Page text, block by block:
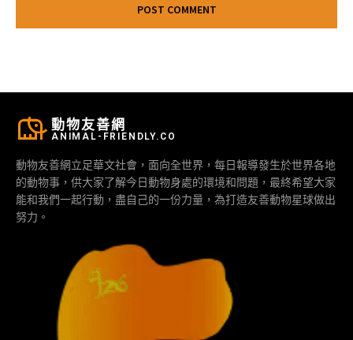
動物友善網
ANIMAL-FRIENDLY.CO
動物友善網立足華文社會，面向全世界，每日報導發生於世界各地
的動物事，供大家了解今日動物身處的環境和問題，最終希望大家
能和我們一起行動，盡自己的一份力量，為打造友善動物星球做出
努力。